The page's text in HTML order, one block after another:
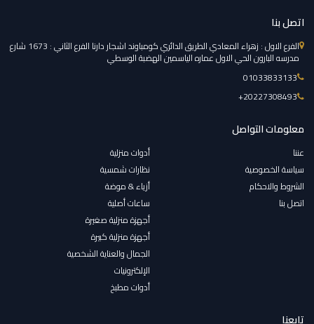
اتصل بنا
الفرع الاول : زهراء المعادي الطريق الدائري كومباوند اشجار دارنا الفرع الثاني : 1673 شارع
مدرسه البارون الحي الاول عماره الياسمين الهضبة الوسطي
01033833133
‎+20227308493
معلومات التواصل
عننا
سياسة الخصوصية
الشروط والاحكام
اتصل بنا
أدوات منزلية
نظارات شمسية
أزياء & موضة
ساعات أصلية
أجهزة منزلية صغيرة
أجهزة منزلية كبيرة
الجمال والعناية الشخصية
الإلكترونيات
أدوات مطبخ
تابعنا